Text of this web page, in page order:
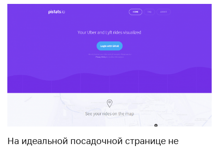
На идеальной посадочной странице не